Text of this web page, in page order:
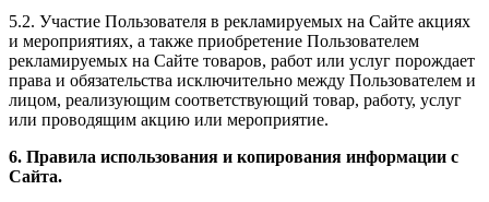
5.2. Участие Пользователя в рекламируемых на Сайте акциях
и мероприятиях, а также приобретение Пользователем
рекламируемых на Сайте товаров, работ или услуг порождает
права и обязательства исключительно между Пользователем и
лицом, реализующим соответствующий товар, работу, услуг
или проводящим акцию или мероприятие.
6. Правила использования и копирования информации с
Сайта.